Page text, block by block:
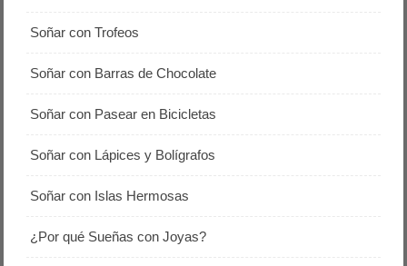
Soñar con Trofeos
Soñar con Barras de Chocolate
Soñar con Pasear en Bicicletas
Soñar con Lápices y Bolígrafos
Soñar con Islas Hermosas
¿Por qué Sueñas con Joyas?